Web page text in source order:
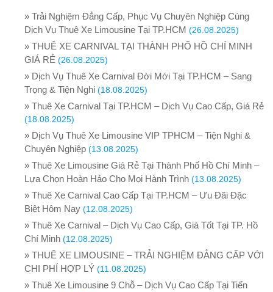
» Trải Nghiệm Đẳng Cấp, Phục Vụ Chuyên Nghiệp Cùng
Dịch Vụ Thuê Xe Limousine Tại TP.HCM (26.08.2025)
» THUÊ XE CARNIVAL TẠI THÀNH PHỐ HỒ CHÍ MINH
GIÁ RẺ (26.08.2025)
» Dịch Vụ Thuê Xe Carnival Đời Mới Tại TP.HCM – Sang
Trọng & Tiện Nghi (18.08.2025)
» Thuê Xe Carnival Tại TP.HCM – Dịch Vụ Cao Cấp, Giá Rẻ
(18.08.2025)
» Dịch Vụ Thuê Xe Limousine VIP TPHCM – Tiện Nghi &
Chuyên Nghiệp (13.08.2025)
» Thuê Xe Limousine Giá Rẻ Tại Thành Phố Hồ Chí Minh –
Lựa Chọn Hoàn Hảo Cho Mọi Hành Trình (13.08.2025)
» Thuê Xe Carnival Cao Cấp Tại TP.HCM – Ưu Đãi Đặc
Biệt Hôm Nay (12.08.2025)
» Thuê Xe Carnival – Dịch Vụ Cao Cấp, Giá Tốt Tại TP. Hồ
Chí Minh (12.08.2025)
» THUÊ XE LIMOUSINE – TRẢI NGHIỆM ĐẲNG CẤP VỚI
CHI PHÍ HỢP LÝ (11.08.2025)
» Thuê Xe Limousine 9 Chỗ – Dịch Vụ Cao Cấp Tại Tiến